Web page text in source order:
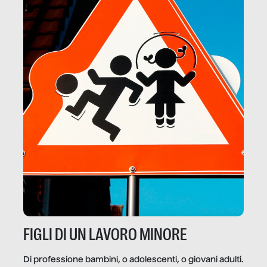
FIGLI DI UN LAVORO MINORE
Di professione bambini, o adolescenti, o giovani adulti.